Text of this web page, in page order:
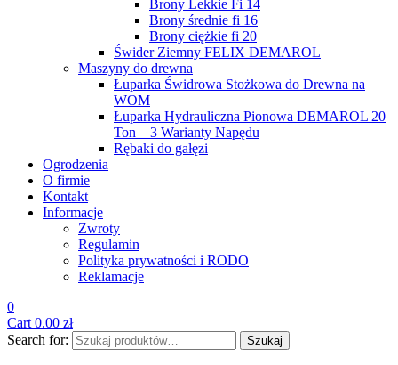
Brony Lekkie Fi 14
Brony średnie fi 16
Brony ciężkie fi 20
Świder Ziemny FELIX DEMAROL
Maszyny do drewna
Łuparka Świdrowa Stożkowa do Drewna na
WOM
Łuparka Hydrauliczna Pionowa DEMAROL 20
Ton – 3 Warianty Napędu
Rębaki do gałęzi
Ogrodzenia
O firmie
Kontakt
Informacje
Zwroty
Regulamin
Polityka prywatności i RODO
Reklamacje
0
Cart 0.00 zł
Search for:
Szukaj